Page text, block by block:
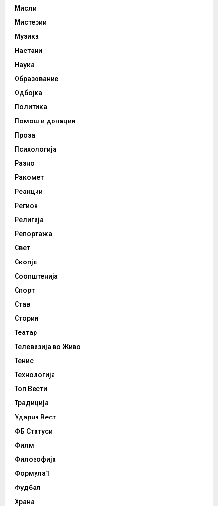
Мисли
Мистерии
Музика
Настани
Наука
Образование
Одбојка
Политика
Помош и донации
Проза
Психологија
Разно
Ракомет
Реакции
Регион
Религија
Репортажа
Свет
Скопје
Соопштенија
Спорт
Став
Стории
Театар
Телевизија во Живо
Тенис
Технологија
Топ Вести
Традиција
Ударна Вест
ФБ Статуси
Филм
Филозофија
Формула1
Фудбал
Храна